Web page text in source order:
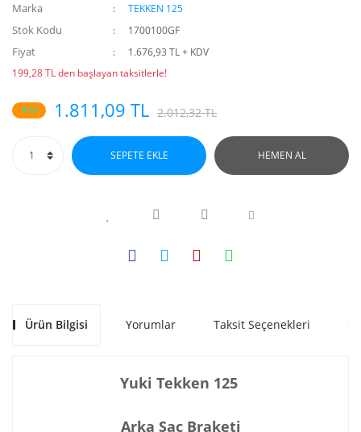
Marka TEKKEN 125
Stok Kodu 1700100GF
Fiyat
1.676,93 TL + KDV
199,28 TL den başlayan taksitlerle!
%10 1.811,09 TL 2.012,32 TL
SEPETE EKLE HEMEN AL
Ürün Bilgisi Yorumlar Taksit Seçenekleri
Yuki Tekken 125
Arka Sac Braketi